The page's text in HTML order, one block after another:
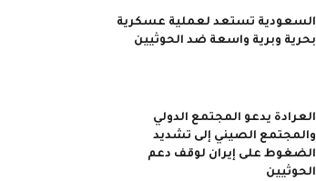
السعودية تستعد لعملية عسكرية
بحرية وبرية واسعة ضد الحوثيين
العرادة يدعو المجتمع الدولي
والمجتمع الصيني إلى تشديد
الضغوط على إيران لوقف دعم
الحوثيين